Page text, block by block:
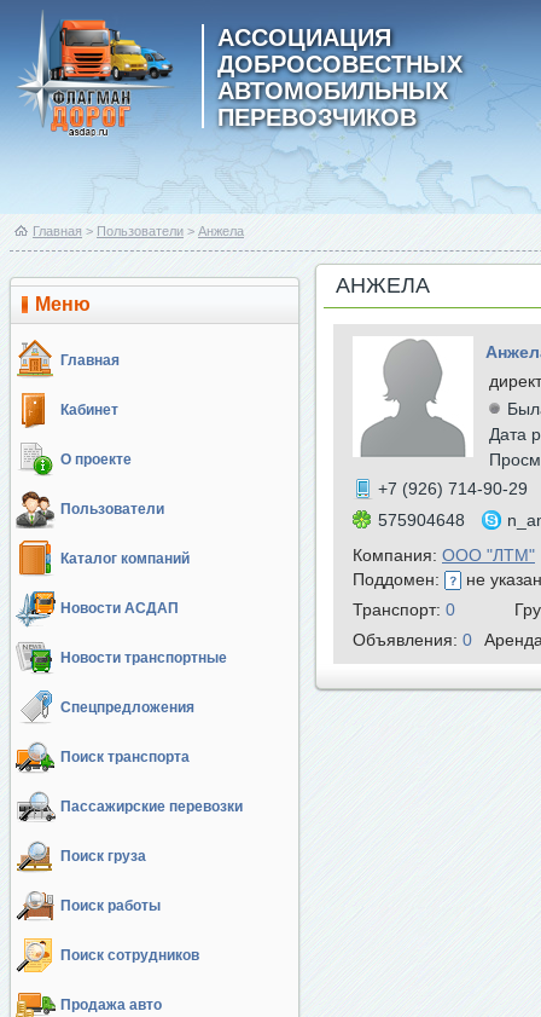
АССОЦИАЦИЯ
ДОБРОСОВЕСТНЫХ
АВТОМОБИЛЬНЫХ
ПЕРЕВОЗЧИКОВ
Главная > Пользователи > Анжела
Меню
Главная
Кабинет
О проекте
Пользователи
Каталог компаний
Новости АСДАП
Новости транспортные
Спецпредложения
Поиск транспорта
Пассажирские перевозки
Поиск груза
Поиск работы
Поиск сотрудников
Продажа авто
АНЖЕЛА
Дата
+7 (926) 714-90-29
575904648
Компания: ООО "ЛТМ"
Поддомен:
не
Транспорт: 0
Объявления: 0